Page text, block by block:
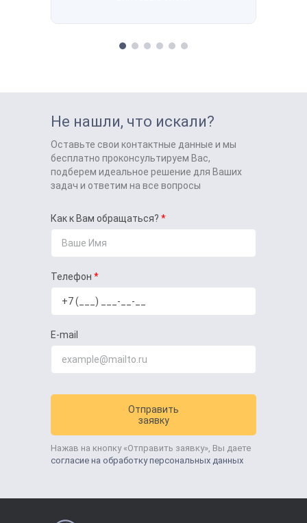
Не нашли, что искали?
Оставьте свои контактные данные и мы
бесплатно проконсультируем Вас,
подберем идеальное решение для Ваших
задач и ответим на все вопросы
Как к Вам обращаться?
Телефон
E-mail
Отправить
заявку
Нажав на кнопку «Отправить заявку», Вы даете
согласие на обработку персональных данных